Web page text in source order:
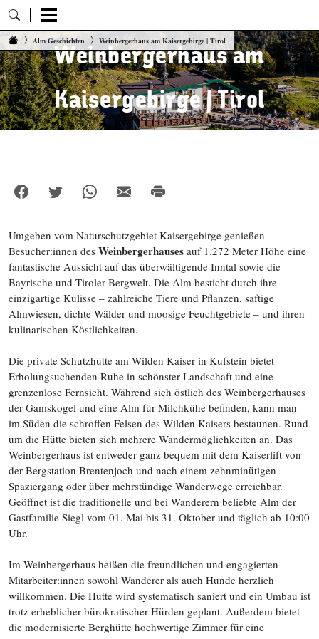
Zum Inhalt springen
Alm Geschichten Weinbergerhaus am Kaisergebirge | Tirol
Weinbergerhaus am
Kaisergebirge | Tirol
Umgeben vom Naturschutzgebiet Kaisergebirge genießen
Besucher:innen des Weinbergerhauses auf 1.272 Meter Höhe eine
fantastische Aussicht auf das überwältigende Inntal sowie die
Bayrische und Tiroler Bergwelt. Die Alm besticht durch ihre
einzigartige Kulisse – zahlreiche Tiere und Pflanzen, saftige
Almwiesen, dichte Wälder und moosige Feuchtgebiete – und ihren
kulinarischen Köstlichkeiten.
Die private Schutzhütte am Wilden Kaiser in Kufstein bietet
Erholungsuchenden Ruhe in schönster Landschaft und eine
grenzenlose Fernsicht. Während sich östlich des Weinbergerhauses
der Gamskogel und eine Alm für Milchkühe befinden, kann man
im Süden die schroffen Felsen des Wilden Kaisers bestaunen. Rund
um die Hütte bieten sich mehrere Wandermöglichkeiten an. Das
Weinbergerhaus ist entweder ganz bequem mit dem Kaiserlift von
der Bergstation Brentenjoch und nach einem zehnminütigen
Spaziergang oder über mehrstündige Wanderwege erreichbar.
Geöffnet ist die traditionelle und bei Wanderern beliebte Alm der
Gastfamilie Siegl vom 01. Mai bis 31. Oktober und täglich ab 10:00
Uhr.
Im Weinbergerhaus heißen die freundlichen und engagierten
Mitarbeiter:innen sowohl Wanderer als auch Hunde herzlich
willkommen. Die Hütte wird systematisch saniert und ein Umbau ist
trotz erheblicher bürokratischer Hürden geplant. Außerdem bietet
die modernisierte Berghütte hochwertige Zimmer für eine